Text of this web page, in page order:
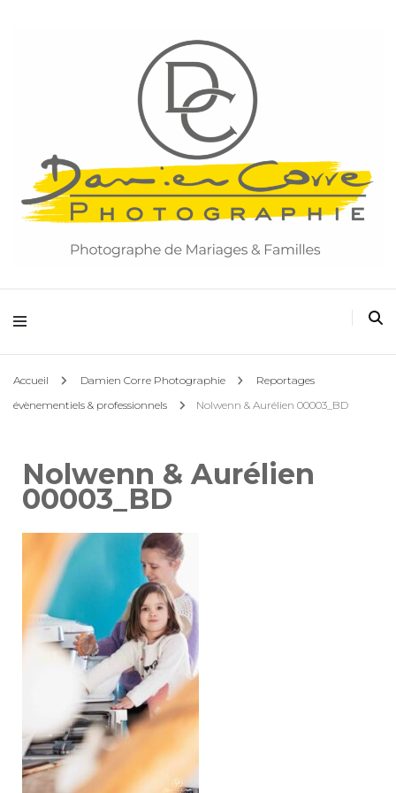
Accueil Damien Corre Photographie
Reportages
évènementiels & professionnels
Nolwenn & Aurélien 00003_BD
Nolwenn & Aurélien
00003_BD